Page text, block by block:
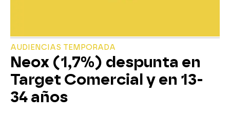
AUDIENCIAS TEMPORADA
Neox (1,7%) despunta en
Target Comercial y en 13-
34 años